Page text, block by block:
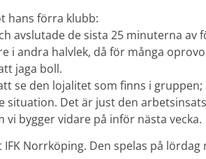
hans förra klubb:
avslutade de sista 25 minuterna av
i andra halvlek, då för många
jaga boll.
se den lojalitet som finns i gruppen;
situation. Det är just den
bygger vidare på inför nästa vecka.
Norrköping. Den spelas på lördag